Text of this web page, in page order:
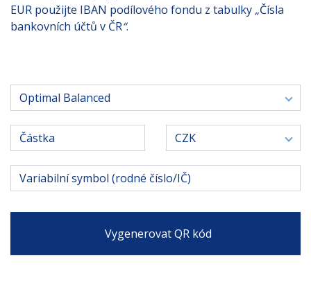
EUR použijte IBAN podílového fondu z tabulky „Čísla
bankovních účtů v ČR“.
Podílový fond
Optimal Balanced
Měna
CZK
Vygenerovat QR kód